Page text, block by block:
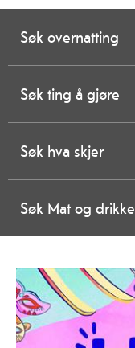
Søk overnatting
Søk ting å gjøre
Søk hva skjer
Søk Mat og drikke